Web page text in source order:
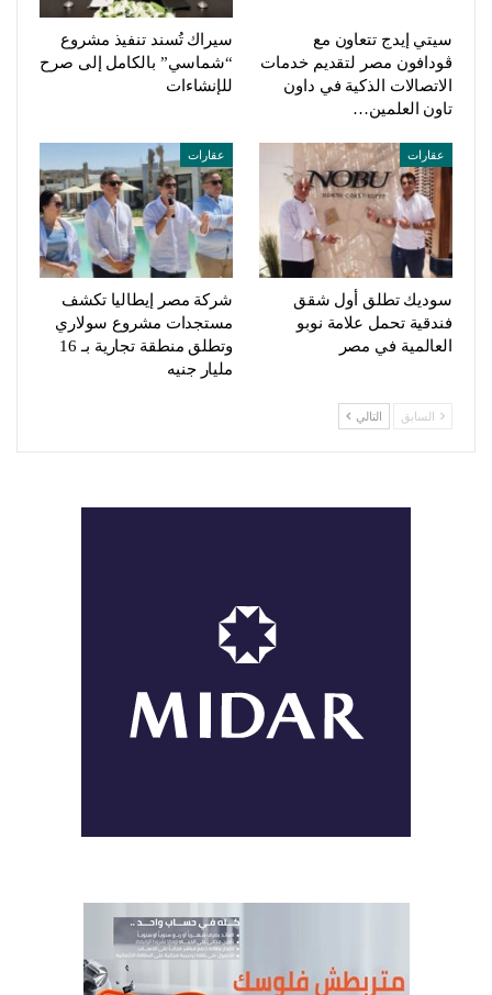
سيتي إيدج تتعاون مع
ڤودافون مصر لتقديم خدمات
الاتصالات الذكية في داون
تاون العلمين…
سيراك تُسند تنفيذ مشروع
“شماسي” بالكامل إلى صرح
للإنشاءات
عقارات
سوديك تطلق أول شقق
فندقية تحمل علامة نوبو
العالمية في مصر
عقارات
شركة مصر إيطاليا تكشف
مستجدات مشروع سولاري
وتطلق منطقة تجارية بـ 16
مليار جنيه
السابق التالي